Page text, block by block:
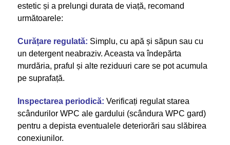
estetic și a prelungi durata de viață, recomand
următoarele:
Curățare regulată: Simplu, cu apă și săpun sau cu
un detergent neabraziv. Aceasta va îndepărta
murdăria, praful și alte reziduuri care se pot acumula
pe suprafață.
Inspectarea periodică: Verificați regulat starea
scândurilor WPC ale gardului (scândura WPC gard)
pentru a depista eventualele deteriorări sau slăbirea
conexiunilor.